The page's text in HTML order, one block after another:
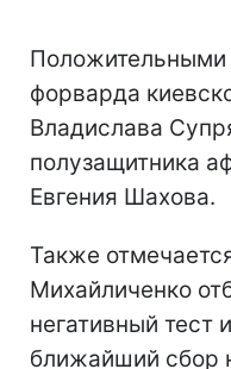
Положительными
форварда
Владислава
полузащитника
Евгения Шахова.
Также
Михайличенко
негативный тест
ближайший сбор